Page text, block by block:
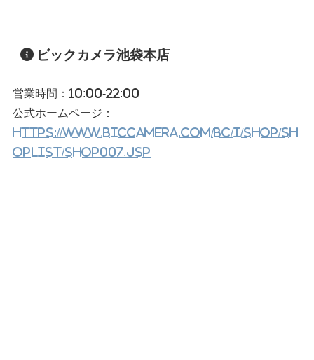
ビックカメラ池袋本店
営業時間：10:00-22:00
公式ホームページ：
https://www.biccamera.com/bc/i/shop/sh
oplist/shop007.jsp